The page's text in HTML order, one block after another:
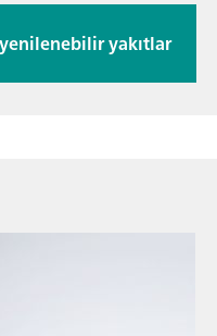
yakıtlar